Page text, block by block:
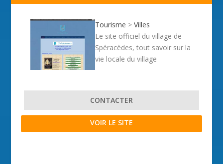
Tourisme >Villes
Le site officiel du village de
Spéracèdes, tout savoir sur la
vie locale du village
CONTACTER
VOIR LE SITE